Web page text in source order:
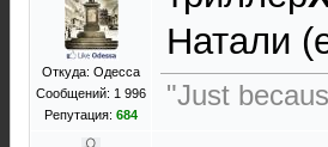
Откуда: Одесса
Сообщений: 1 996
Репутация: 684
Натали
"Just